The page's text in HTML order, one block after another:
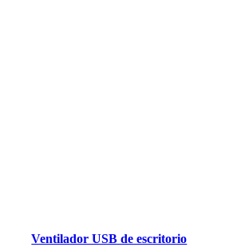
Ventilador USB de escritorio